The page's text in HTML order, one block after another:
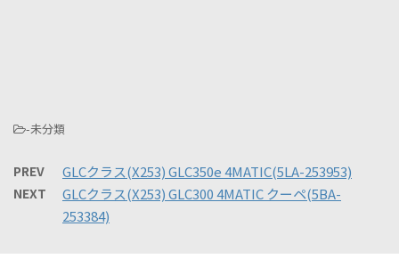
-未分類
PREV GLCクラス(X253) GLC350e 4MATIC(5LA-253953)
NEXT
GLCクラス(X253) GLC300 4MATIC クーペ(5BA-
253384)